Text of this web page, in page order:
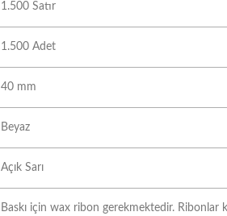
1.500 Satır
1.500 Adet
40 mm
Beyaz
Açık Sarı
Baskı için wax ribon gerekmektedir. Ribonlar